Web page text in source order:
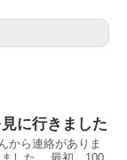
に行きました
から連絡がありま